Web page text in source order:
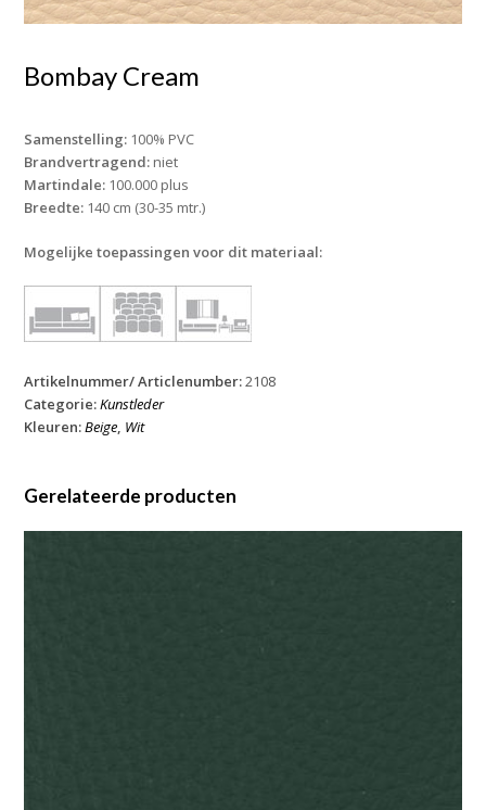
Bombay Cream
Samenstelling: 100% PVC
Brandvertragend: niet
Martindale: 100.000 plus
Breedte: 140 cm (30-35 mtr.)
Mogelijke toepassingen voor dit materiaal:
Artikelnummer/ Articlenumber:2108
Categorie:Kunstleder
Kleuren:Beige, Wit
Gerelateerde producten